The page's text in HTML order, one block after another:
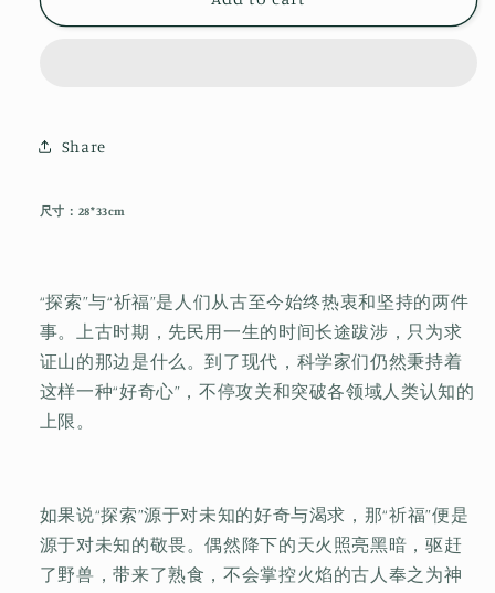
ISSUE32
-
蕴
ISSUE32
Share
尺寸：28*33cm
“探索”与“祈福”是人们从古至今始终热衷和坚持的两件
事。上古时期，先民用一生的时间长途跋涉，只为求
证山的那边是什么。到了现代，科学家们仍然秉持着
这样一种“好奇心”，不停攻关和突破各领域人类认知的
上限。
如果说“探索”源于对未知的好奇与渴求，那“祈福”便是
源于对未知的敬畏。偶然降下的天火照亮黑暗，驱赶
了野兽，带来了熟食，不会掌控火焰的古人奉之为神